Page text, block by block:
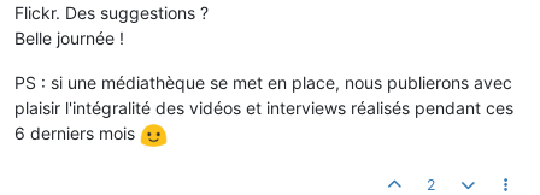
Flickr. Des suggestions ?
Belle journée !
PS : si une médiathèque se met en place, nous publierons avec
plaisir l'intégralité des vidéos et interviews réalisés pendant ces
6 derniers mois
2